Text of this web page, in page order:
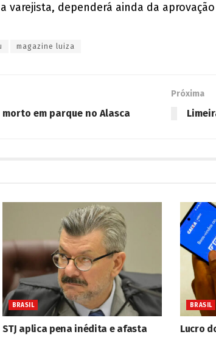
varejista, dependerá ainda da
magazine luiza
em parque no Alasca
Próxima
BRASIL
STJ aplica pena inédita e afasta
BRASIL
Lucro